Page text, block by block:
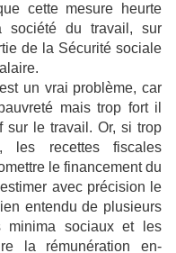
cette mesure heurte
société du travail, sur
de la Sécurité sociale
un vrai problème, car
mais trop fort il
sur le travail. Or, si trop
les recettes fiscales
le financement du
avec précision le
entendu de plusieurs
minima sociaux et les
la rémunération en-